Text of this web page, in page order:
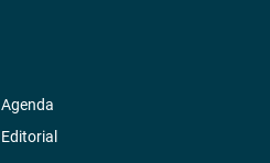
Agenda
Editorial